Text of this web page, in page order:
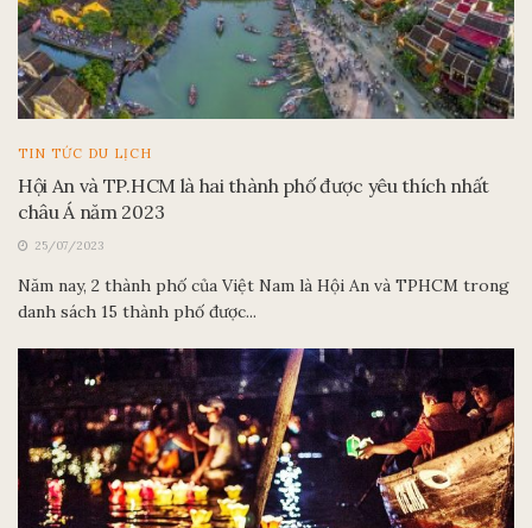
TIN TỨC DU LỊCH
Hội An và TP.HCM là hai thành phố được yêu thích nhất
châu Á năm 2023
25/07/2023
Năm nay, 2 thành phố của Việt Nam là Hội An và TPHCM trong
danh sách 15 thành phố được...